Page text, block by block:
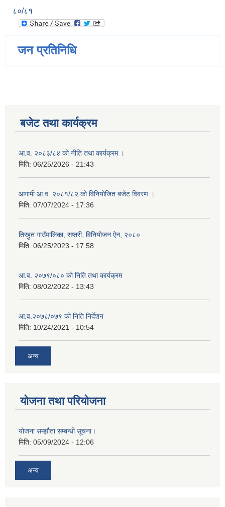
८०/८१
जन प्रतिनिधि
बजेट तथा कार्यक्रम
आ.व. २०८३/८४ को नीति तथा कार्यक्रम ।
मिति: 06/25/2026 - 21:43
आगामी आ.व. २०८१/८२ को विनियोजित बजेट विवरण ।
मिति: 07/07/2024 - 17:36
तिरहुत गाउँपालिका, सप्तरी, विनियोजन ऐन, २०८०
मिति: 06/25/2023 - 17:58
आ.व. २०७९/०८० काे निति तथा कार्यक्रम
मिति: 08/02/2022 - 13:43
आ.व.२०७८/०७९ काे निति निर्देशन
मिति: 10/24/2021 - 10:54
अन्य
योजना तथा परियोजना
योजना सम्झौता सम्बन्धी सूचना।
मिति: 05/09/2024 - 12:06
अन्य